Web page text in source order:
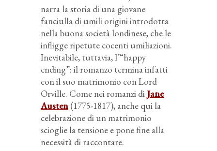
narra la storia di una giovane
fanciulla di umili origini introdotta
nella buona società londinese, che le
infligge ripetute cocenti umiliazioni.
Inevitabile, tuttavia, l’“happy
ending”: il romanzo termina infatti
con il suo matrimonio con Lord
Orville. Come nei romanzi di Jane
Austen (1775-1817), anche qui la
celebrazione di un matrimonio
scioglie la tensione e pone fine alla
necessità di raccontare.